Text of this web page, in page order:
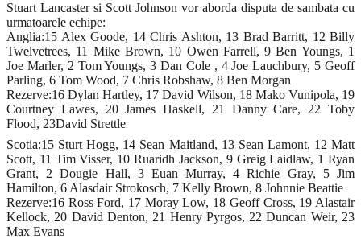
Stuart Lancaster si Scott Johnson vor aborda disputa de sambata cu
urmatoarele echipe:
Anglia:15 Alex Goode, 14 Chris Ashton, 13 Brad Barritt, 12 Billy
Twelvetrees, 11 Mike Brown, 10 Owen Farrell, 9 Ben Youngs, 1
Joe Marler, 2 Tom Youngs, 3 Dan Cole , 4 Joe Lauchbury, 5 Geoff
Parling, 6 Tom Wood, 7 Chris Robshaw, 8 Ben Morgan
Rezerve:16 Dylan Hartley, 17 David Wilson, 18 Mako Vunipola, 19
Courtney Lawes, 20 James Haskell, 21 Danny Care, 22 Toby
Flood, 23David Strettle
Scotia:15 Sturt Hogg, 14 Sean Maitland, 13 Sean Lamont, 12 Matt
Scott, 11 Tim Visser, 10 Ruaridh Jackson, 9 Greig Laidlaw, 1 Ryan
Grant, 2 Dougie Hall, 3 Euan Murray, 4 Richie Gray, 5 Jim
Hamilton, 6 Alasdair Strokosch, 7 Kelly Brown, 8 Johnnie Beattie
Rezerve:16 Ross Ford, 17 Moray Low, 18 Geoff Cross, 19 Alastair
Kellock, 20 David Denton, 21 Henry Pyrgos, 22 Duncan Weir, 23
Max Evans